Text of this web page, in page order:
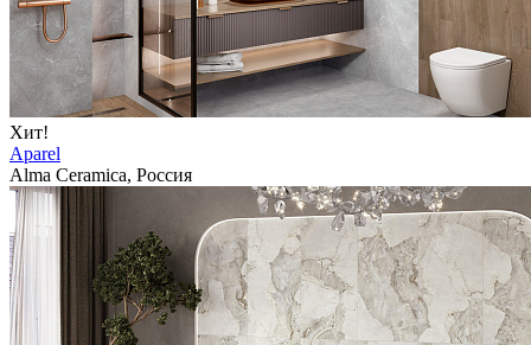
Хит!
Aparel
Alma Ceramica, Россия